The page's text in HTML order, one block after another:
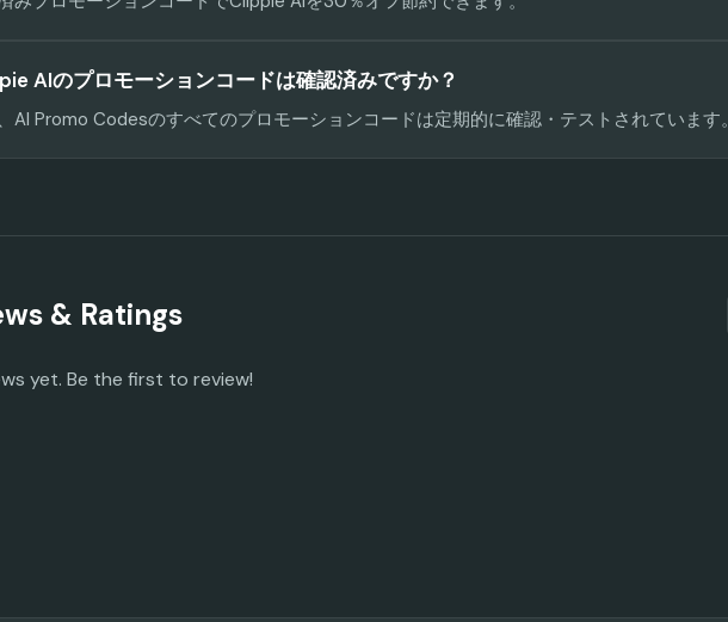
AIのプロモーションコードは確認済みですか？
AI Promo Codesのすべてのプロモーションコードは定期的に確認・テストされています。
& Ratings
yet. Be the first to review!